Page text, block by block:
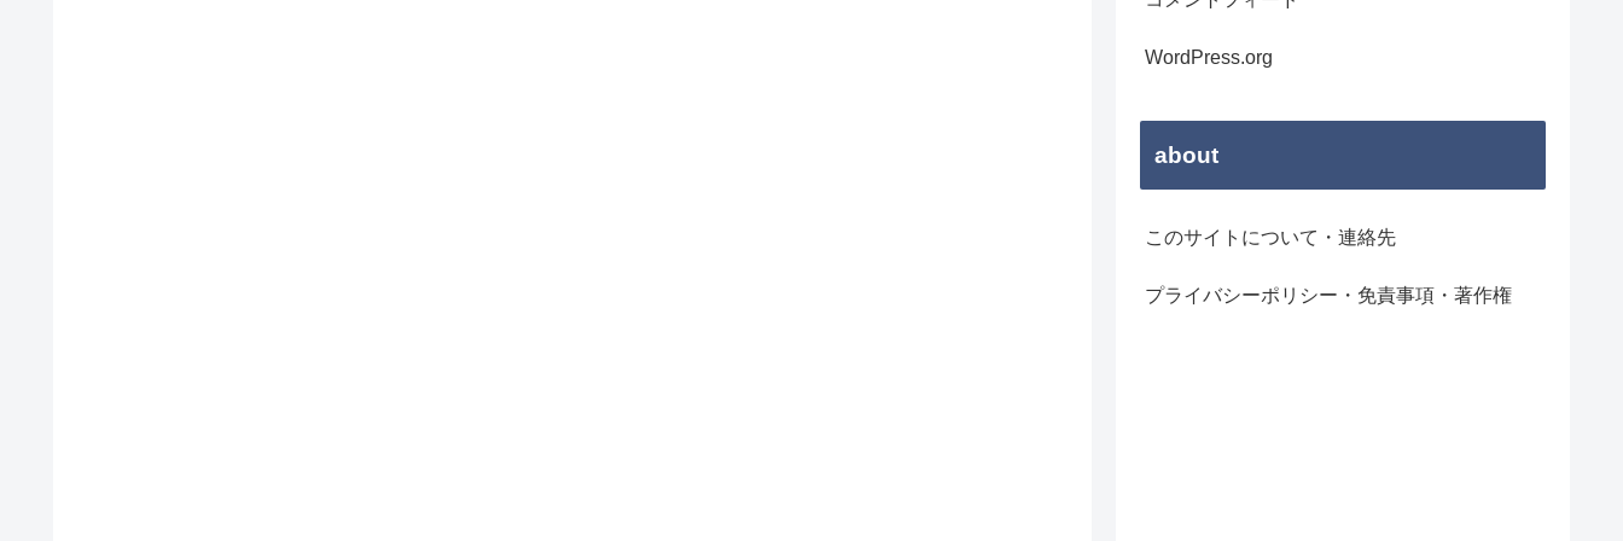
WordPress.org
about
このサイトについて・連絡先
プライバシーポリシー・免責事項・著作権